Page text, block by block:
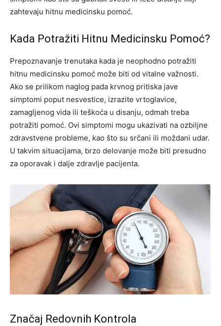
zahtevaju hitnu medicinsku pomoć.
Kada Potražiti Hitnu Medicinsku Pomoć?
Prepoznavanje trenutaka kada je neophodno potražiti
hitnu medicinsku pomoć može biti od vitalne važnosti.
Ako se prilikom naglog pada krvnog pritiska jave
simptomi poput nesvestice, izrazite vrtoglavice,
zamagljenog vida ili teškoća u disanju, odmah treba
potražiti pomoć. Ovi simptomi mogu ukazivati na ozbiljne
zdravstvene probleme, kao što su srčani ili moždani udar.
U takvim situacijama, brzo delovanje može biti presudno
za oporavak i dalje zdravlje pacijenta.
Značaj Redovnih Kontrola